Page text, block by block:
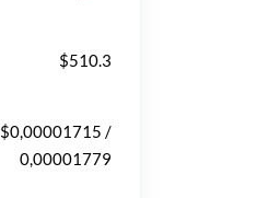
$510.3
$0,00001715 /
0,00001779